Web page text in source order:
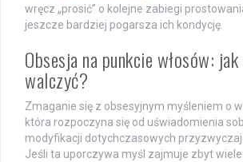
wręcz „prosić” o kolejne zabiegi
jeszcze bardziej pogarsza ich kondycję.
Obsesja na punkcie włosów:
walczyć?
Zmaganie się z obsesyjnym myśleniem o
która rozpoczyna się od uświadomienia
modyfikacji dotychczasowych
Jeśli ta uporczywa myśl zajmuje zbyt